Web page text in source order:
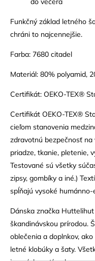
Funkčný základ letného
chráni to najcennejšie.
Farba: 7680 citadel
Materiál: 80% polyamid,
Certifikát: OEKO-TEX®
Certifikát OEKO-TEX®
cieľom stanovenia
zdravotnú bezpečnosť
priadze, tkanie, pletenie,
Testované sú všetky
zipsy, gombíky a iné.)
spĺňajú vysoké
Dánska značka
škandinávskou prírodou.
oblečenia a doplnkov,
letné klobúky a šaty.